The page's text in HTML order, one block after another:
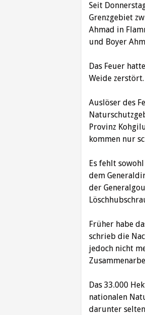
Seit
Grenzgebiet
Ahmad in
und Boyer
Das Feuer
Weide zerstört.
Auslöser des
Provinz
kommen nur
Es fehlt
dem
der
Früher habe
schrieb die
jedoch nicht
Das 33.000
nationalen
darunter